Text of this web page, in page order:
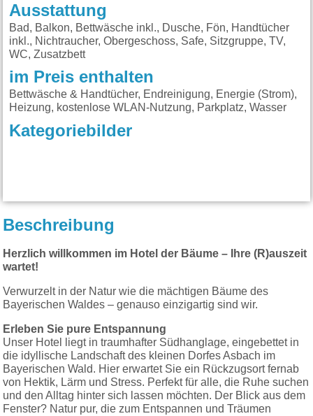
Ausstattung
Bad, Balkon, Bettwäsche inkl., Dusche, Fön, Handtücher
inkl., Nichtraucher, Obergeschoss, Safe, Sitzgruppe, TV,
WC, Zusatzbett
im Preis enthalten
Bettwäsche & Handtücher, Endreinigung, Energie (Strom),
Heizung, kostenlose WLAN-Nutzung, Parkplatz, Wasser
Kategoriebilder
Beschreibung
Herzlich willkommen im Hotel der Bäume – Ihre (R)auszeit
wartet!
Verwurzelt in der Natur wie die mächtigen Bäume des
Bayerischen Waldes – genauso einzigartig sind wir.
Erleben Sie pure Entspannung
Unser Hotel liegt in traumhafter Südhanglage, eingebettet in
die idyllische Landschaft des kleinen Dorfes Asbach im
Bayerischen Wald. Hier erwartet Sie ein Rückzugsort fernab
von Hektik, Lärm und Stress. Perfekt für alle, die Ruhe suchen
und den Alltag hinter sich lassen möchten. Der Blick aus dem
Fenster? Natur pur, die zum Entspannen und Träumen